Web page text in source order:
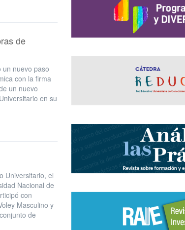
de
un nuevo paso
con la firma
un nuevo
en su
Universitario, el
Nacional de
con
Masculino y
de